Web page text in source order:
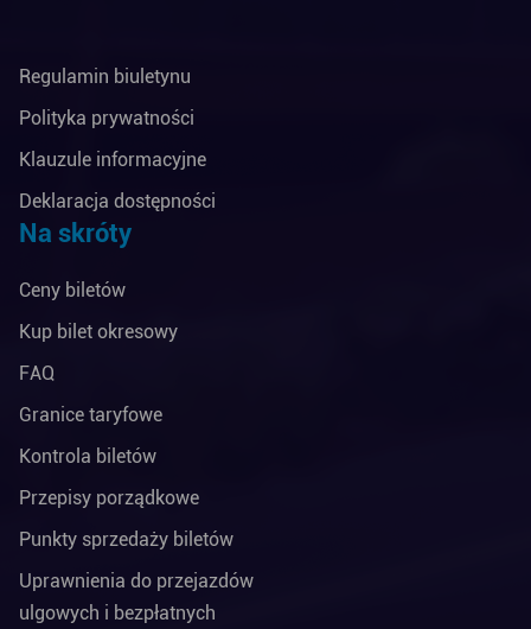
Regulamin biuletynu
Polityka prywatności
Klauzule informacyjne
Deklaracja dostępności
Na skróty
Ceny biletów
Kup bilet okresowy
FAQ
Granice taryfowe
Kontrola biletów
Przepisy porządkowe
Punkty sprzedaży biletów
Uprawnienia do przejazdów
ulgowych i bezpłatnych